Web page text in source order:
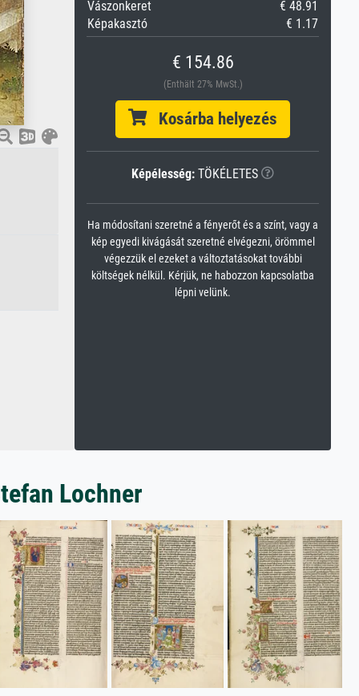
Vászonkeret
€ 48.91
Képakasztó
€ 1.17
€ 154.86
(Enthält 27% MwSt.)
Kosárba helyezés
Képélesség: TÖKÉLETES
Ha módosítani szeretné a fényerőt és a színt, vagy a
kép egyedi kivágását szeretné elvégezni, örömmel
végezzük el ezeket a változtatásokat további
költségek nélkül. Kérjük, ne habozzon kapcsolatba
lépni velünk.
Lochner